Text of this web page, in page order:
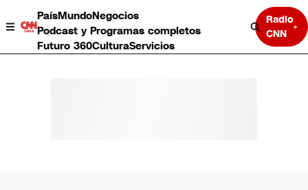
PaísMundoNegocios
Podcast y Programas completos
Futuro 360CulturaServicios
Radio
CNN